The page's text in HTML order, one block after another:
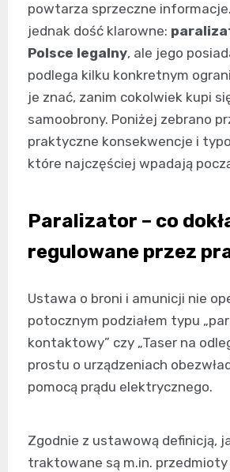
powtarza sprzeczne
jednak dość klarowne:
Polsce legalny, ale jego
podlega kilku konkretnym
je znać, zanim cokolwiek kupi
samoobrony. Poniżej zebrano
praktyczne konsekwencje i
które najczęściej wpadają
Paralizator – co
regulowane przez
Ustawa o broni i amunicji nie
potocznym podziałem typu
kontaktowy” czy „Taser na
prostu o urządzeniach
pomocą prądu elektrycznego.
Zgodnie z ustawową definicją,
traktowane są m.in.